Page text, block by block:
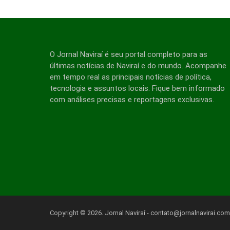
O Jornal Naviraí é seu portal completo para as
últimas notícias de Naviraí e do mundo. Acompanhe
em tempo real as principais notícias de política,
tecnologia e assuntos locais. Fique bem informado
com análises precisas e reportagens exclusivas.
Copyright © 2026. Jornal Naviraí -